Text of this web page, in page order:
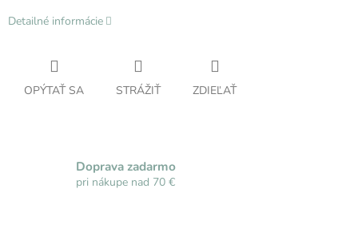
Detailné informácie
OPÝTAŤ SA STRÁŽIŤ ZDIEĽAŤ
Doprava zadarmo
pri nákupe nad 70 €